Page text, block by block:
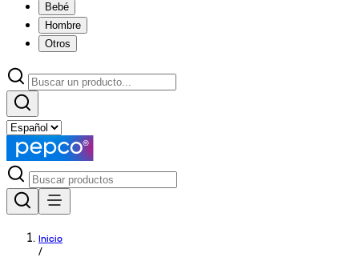
Bebé
Hombre
Otros
Inicio
/